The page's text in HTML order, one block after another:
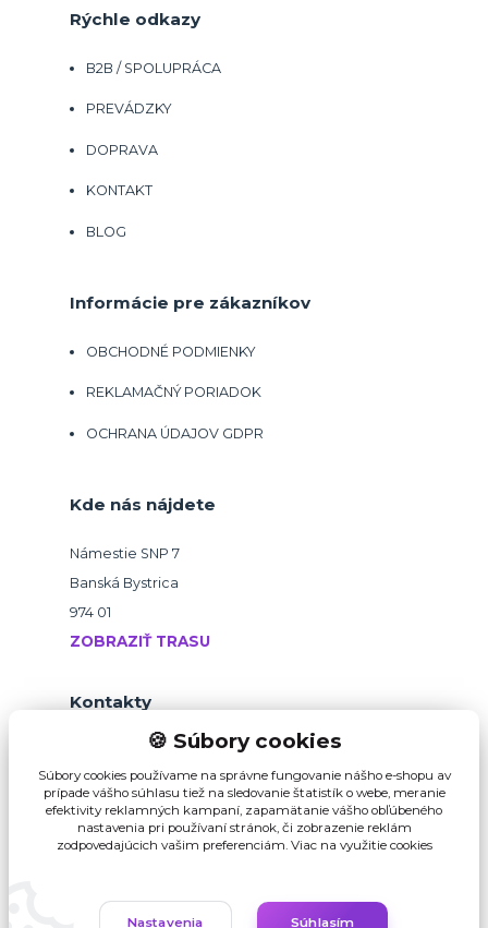
Rýchle odkazy
B2B / SPOLUPRÁCA
PREVÁDZKY
DOPRAVA
KONTAKT
BLOG
Informácie pre zákazníkov
OBCHODNÉ PODMIENKY
REKLAMAČNÝ PORIADOK
OCHRANA ÚDAJOV GDPR
Kde nás nájdete
Námestie SNP 7
Banská Bystrica
974 01
ZOBRAZIŤ TRASU
Kontakty
b2b@pikvalitu.sk
🍪 Súbory cookies
Súbory cookies používame na správne fungovanie nášho e-shopu av
prípade vášho súhlasu tiež na sledovanie štatistík o webe, meranie
efektivity reklamných kampaní, zapamätanie vášho obľúbeného
nastavenia pri používaní stránok, či zobrazenie reklám
zodpovedajúcich vašim preferenciám. Viac na využitie cookies
Nastavenia Súhlasím